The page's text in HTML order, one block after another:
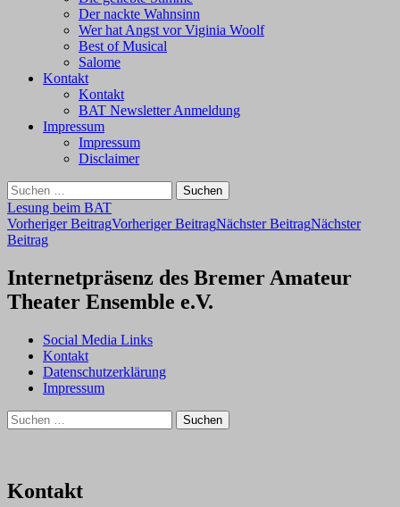
Der nackte Wahnsinn
Wer hat Angst vor Viginia Woolf
Best of Musical
Salome
Kontakt
Kontakt
BAT Newsletter Anmeldung
Impressum
Impressum
Disclaimer
Suchen
nach:
Lesung beim BAT
Beitragsnavigation
Vorheriger BeitragVorheriger BeitragNächster BeitragNächster
Beitrag
Internetpräsenz des Bremer Amateur
Theater Ensemble e.V.
Social Media Links
Kontakt
Datenschutzerklärung
Impressum
Suchen
nach:
Kontakt